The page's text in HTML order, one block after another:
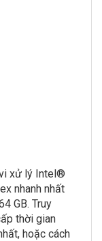
xử lý Intel®
nhanh nhất
GB. Truy
thời gian
hoặc cách